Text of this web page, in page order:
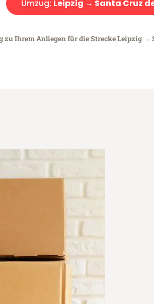
Umzug: Leipzig → Santa Cruz
Ihrem Anliegen für die Strecke Leipzig →